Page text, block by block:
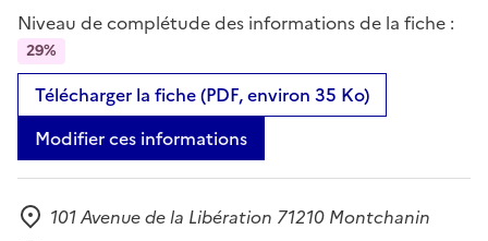
Niveau de complétude des informations de la fiche :
29%
Télécharger la fiche (PDF, environ 35 Ko)
Modifier ces informations
101 Avenue de la Libération 71210 Montchanin